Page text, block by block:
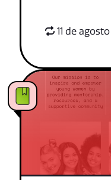
11 de